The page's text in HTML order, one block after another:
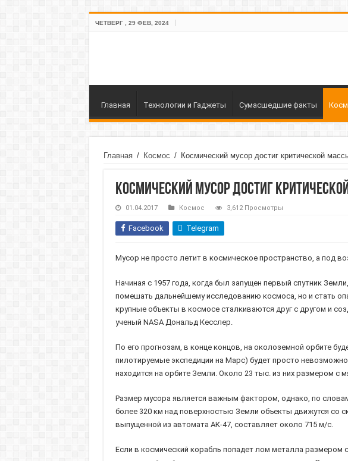
ЧЕТВЕРГ , 29 ФЕВ, 2024
Главная Технологии и Гаджеты Сумасшедшие факты
Главная / Космос / Космический мусор достиг критической
Космический мусор достиг
01.04.2017 Космос 3,612 Просмотры
Facebook Telegram
Мусор не просто летит в космическое пространство, а под
Начиная с 1957 года, когда был запущен первый спутник
помешать дальнейшему исследованию космоса, но и стать
крупные объекты в космосе сталкиваются друг с другом и
ученый NASA Дональд Кесслер.
По его прогнозам, в конце концов, на околоземной орбите
пилотируемые экспедиции на Марс) будет просто
находится на орбите Земли. Около 23 тыс. из них размером с
Размер мусора является важным фактором, однако, по
более 320 км над поверхностью Земли объекты движутся со
выпущенной из автомата АК-47, составляет около 715 м/с.
Если в космический корабль попадет лом металла размером